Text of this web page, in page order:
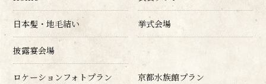
日本髪・地毛結い 挙式会場
披露宴会場
ロケーションフォトプラン 京都水族館プラン